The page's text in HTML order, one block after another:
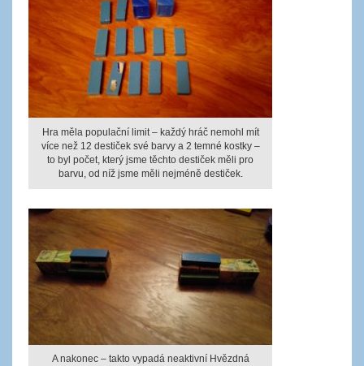
Hra měla populační limit – každý hráč nemohl mít
více než 12 destiček své barvy a 2 temné kostky –
to byl počet, který jsme těchto destiček měli pro
barvu, od níž jsme měli nejméně destiček.
A nakonec – takto vypadá neaktivní Hvězdná